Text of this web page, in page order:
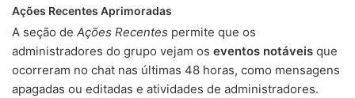
Ações Recentes Aprimoradas
A seção de Ações Recentes permite que os
administradores do grupo vejam os eventos notáveis que
ocorreram no chat nas últimas 48 horas, como mensagens
apagadas ou editadas e atividades de administradores.